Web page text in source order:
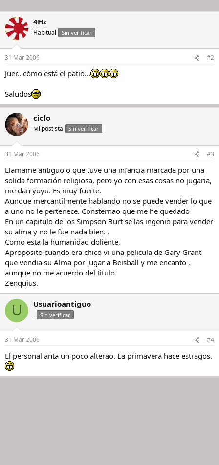
4Hz
Habitual Sin verificar
31 Mar 2006 #2
Juer...cómo está el patio...
Saludos
ciclo
Milpostista Sin verificar
31 Mar 2006 #3
Llamame antiguo o que tuve una infancia marcada por una
solida formación religiosa, pero yo con esas cosas no jugaria,
me dan yuyu. Es muy fuerte.
Aunque mercantilmente hablando no se puede vender lo que
a uno no le pertenece. Consternao que me he quedado
En un capitulo de los Simpson Burt se las ingenio para vender
su alma y no le fue nada bien. .
Como esta la humanidad doliente,
Aproposito cuando era chico vi una pelicula de Gary Grant
que vendia su Alma por jugar a Beisball y me encanto ,
aunque no me acuerdo del titulo.
Zenquius.
U Usuarioantiguo
. Sin verificar
31 Mar 2006 #4
El personal anta un poco alterao. La primavera hace estragos.